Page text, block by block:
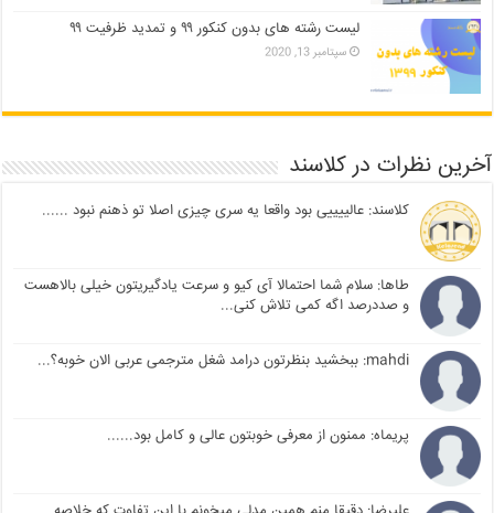
لیست رشته های بدون کنکور ۹۹ و تمدید ظرفیت ۹۹
سپتامبر 13, 2020
آخرین نظرات در کلاسند
کلاسند: عالییییی بود واقعا یه سری چیزی اصلا تو ذهنم نبود ......
طاها: سلام شما احتمالا آی کیو و سرعت یادگیریتون خیلی بالاهست
و صددرصد اگه کمی تلاش کنی...
mahdi: ببخشید بنظرتون درامد شغل مترجمی عربی الان خوبه؟...
پریماه: ممنون از معرفی خوبتون عالی و کامل بود......